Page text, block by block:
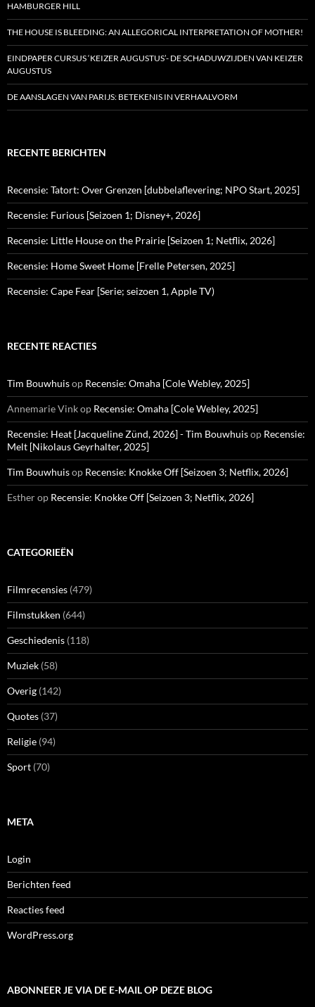
HAMBURGER HILL
THE HOUSE IS BLEEDING: AN ALLEGORICAL INTERPRETATION OF MOTHER!
EINDPAPER CURSUS ‘KEIZER AUGUSTUS’- DE SCHADUWZIJDEN VAN KEIZER
AUGUSTUS
DE AANSLAGEN VAN PARIJS: BETEKENIS IN VERHAALVORM
RECENTE BERICHTEN
Recensie: Tatort: Over Grenzen [dubbelaflevering; NPO Start, 2025]
Recensie: Furious [Seizoen 1; Disney+, 2026]
Recensie: Little House on the Prairie [Seizoen 1; Netflix, 2026]
Recensie: Home Sweet Home [Frelle Petersen, 2025]
Recensie: Cape Fear [Serie; seizoen 1, Apple TV)
RECENTE REACTIES
Tim Bouwhuisop Recensie: Omaha [Cole Webley, 2025]
Annemarie Vinkop Recensie: Omaha [Cole Webley, 2025]
Recensie: Heat [Jacqueline Zünd, 2026] - Tim Bouwhuisop Recensie:
Melt [Nikolaus Geyrhalter, 2025]
Tim Bouwhuisop Recensie: Knokke Off [Seizoen 3; Netflix, 2026]
Estherop Recensie: Knokke Off [Seizoen 3; Netflix, 2026]
CATEGORIEËN
Filmrecensies (479)
Filmstukken (644)
Geschiedenis (118)
Muziek (58)
Overig (142)
Quotes (37)
Religie (94)
Sport (70)
META
Login
Berichten feed
Reacties feed
WordPress.org
ABONNEER JE VIA DE E-MAIL OP DEZE BLOG